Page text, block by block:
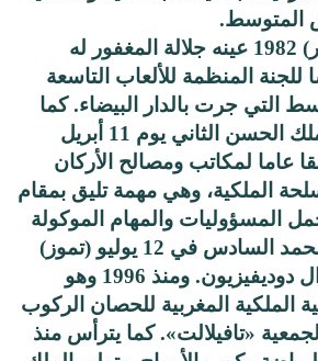
المتوسط.
وفي 18 مارس (آذار) 1982 عينه جلالة المغفور له
للجنة المنظمة للألعاب التاسعة
التي جرت بالدار البيضاء. كما
عينه المغفور له الملك الحسن الثاني يوم 11 أبريل
1985 منسقا عاما لمكاتب ومصالح الأركان
الملكية، وهي مهمة تليق بمقام
المسؤوليات والمهام الموكولة
إليه. ورقي الملك محمد السادس في 12 يوليو (تموز)
1994 الى رتبة جنرال دوديفيزيون. ومنذ 1996 وهو
الملكية المغربية للحصان الركوب
«تافيلالت». كما يترأس منذ